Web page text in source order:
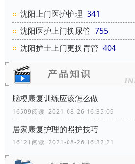
沈阳上门医护护理 341
沈阳医护上门换尿管 755
沈阳护士上门更换胃管 404
脑梗康复训练应该怎么做
16509阅读 2021-08-26 16:35:09
居家康复护理的照护技巧
16121阅读 2021-08-26 16:32:21